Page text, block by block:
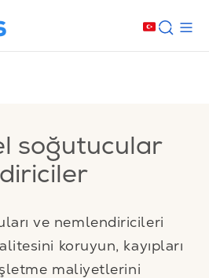
soğutucular
ve nemlendiricileri
koruyun, kayıpları
maliyetlerini